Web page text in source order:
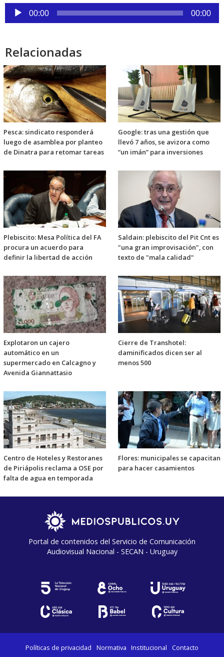
Reproductor
de
00:00 00:00
Relacionadas
Pesca: sindicato responderá
luego de asamblea por planteo
de Dinatra para retomar tareas
Google: tras una gestión que
llevó 7 años, se avizora como
“un imán” para inversiones
Plebiscito: Mesa Política del FA
procura un acuerdo para
definir la libertad de acción
Saldain: plebiscito del Pit Cnt es
"una gran improvisación", con
texto de "mala calidad"
Explotaron un cajero
automático en un
supermercado en Calcagno y
Avenida Giannattasio
Cierre de Transhotel:
daminificados dicen ser al
menos 500
Centro de Hoteles y Restoranes
de Piriápolis reclama a OSE por
falta de agua en temporada
Flores: municipales se capacitan
para hacer casamientos
Portal de contenidos del Servicio de Comunicación
Audiovisual Nacional - SECAN - Uruguay
Políticas de privacidad Normativa Institucional Contacto